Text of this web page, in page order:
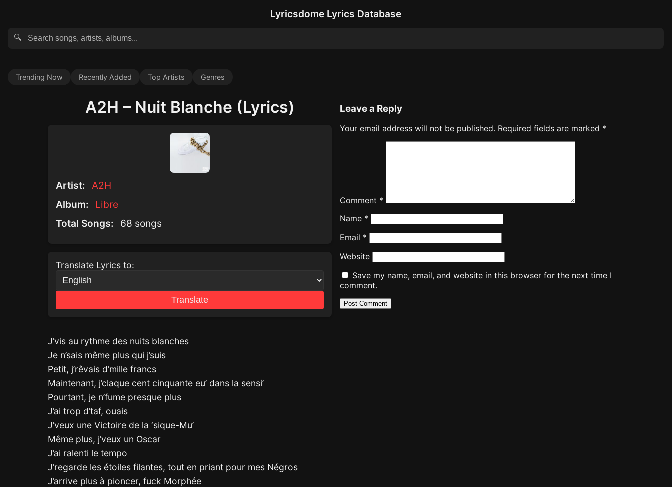
Lyricsdome Lyrics Database
🔍
Trending Now Recently Added Top Artists Genres
A2H – Nuit Blanche (Lyrics)
Artist: A2H
Album:
Libre
Total Songs:
68 songs
Translate Lyrics to:
Translate
J’vis au rythme des nuits blanches
Je n’sais même plus qui j’suis
Petit, j’rêvais d’mille francs
Maintenant, j’claque cent cinquante eu’ dans la sensi’
Pourtant, je n’fume presque plus
J’ai trop d’taf, ouais
J’veux une Victoire de la ‘sique-Mu’
Même plus, j’veux un Oscar
J’ai ralenti le tempo
J’regarde les étoiles filantes, tout en priant pour mes Négros
J’arrive plus à pioncer, fuck Morphée
Leave a Reply
Your email address will not be published. Required fields are marked *
Comment *
Name *
Email *
Website
Save my name, email, and website in this browser for the next time I
comment.